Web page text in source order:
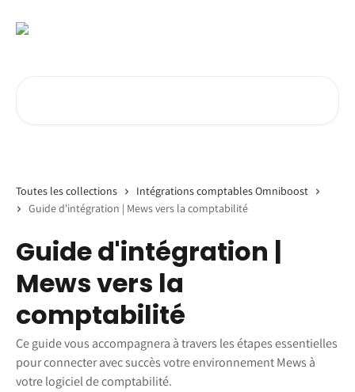
Toutes les collections
Intégrations comptables Omniboost
Guide d'intégration | Mews vers la comptabilité
Guide d'intégration |
Mews vers la
comptabilité
Ce guide vous accompagnera à travers les étapes essentielles
pour connecter avec succès votre environnement Mews à
votre logiciel de comptabilité.